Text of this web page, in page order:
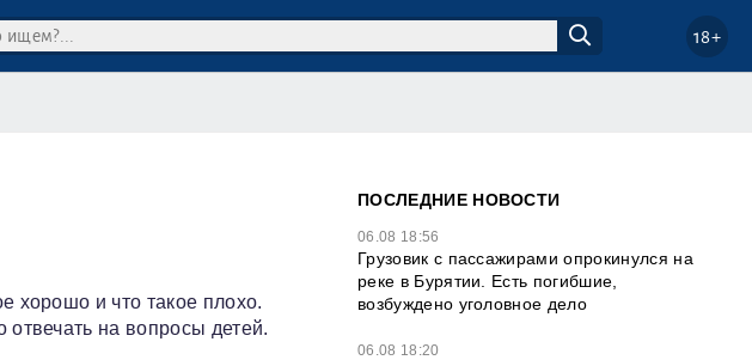
18+
хорошо и что такое плохо.
отвечать на вопросы детей.
ПОСЛЕДНИЕ НОВОСТИ
06.08 18:56
Грузовик с пассажирами опрокинулся на
реке в Бурятии. Есть погибшие,
возбуждено уголовное дело
06.08 18:20